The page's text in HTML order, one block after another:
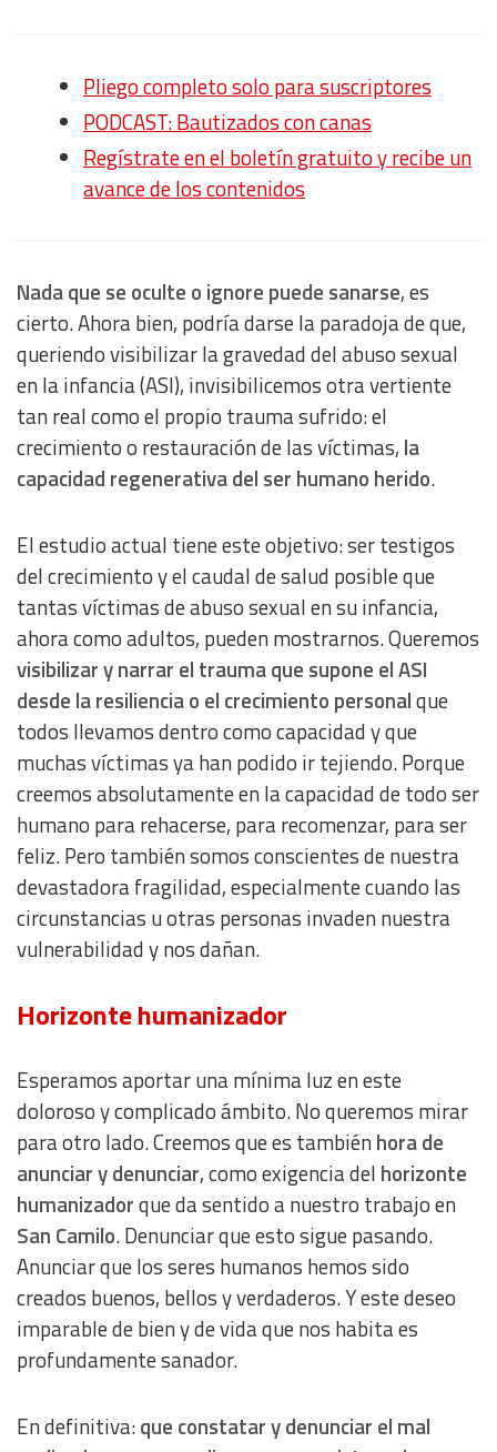
Pliego completo solo para suscriptores
PODCAST: Bautizados con canas
Regístrate en el boletín gratuito y recibe un
avance de los contenidos
Nada que se oculte o ignore puede sanarse, es
cierto. Ahora bien, podría darse la paradoja de que,
queriendo visibilizar la gravedad del abuso sexual
en la infancia (ASI), invisibilicemos otra vertiente
tan real como el propio trauma sufrido: el
crecimiento o restauración de las víctimas, la
capacidad regenerativa del ser humano herido.
El estudio actual tiene este objetivo: ser testigos
del crecimiento y el caudal de salud posible que
tantas víctimas de abuso sexual en su infancia,
ahora como adultos, pueden mostrarnos. Queremos
visibilizar y narrar el trauma que supone el ASI
desde la resiliencia o el crecimiento personalque
todos llevamos dentro como capacidad y que
muchas víctimas ya han podido ir tejiendo. Porque
creemos absolutamente en la capacidad de todo ser
humano para rehacerse, para recomenzar, para ser
feliz. Pero también somos conscientes de nuestra
devastadora fragilidad, especialmente cuando las
circunstancias u otras personas invaden nuestra
vulnerabilidad y nos dañan.
Horizonte humanizador
Esperamos aportar una mínima luz en este
doloroso y complicado ámbito. No queremos mirar
para otro lado. Creemos que es tambiénhora de
anunciar y denunciar, como exigencia del horizonte
humanizadorque da sentido a nuestro trabajo en
San Camilo. Denunciar que esto sigue pasando.
Anunciar que los seres humanos hemos sido
creados buenos, bellos y verdaderos. Y este deseo
imparable de bien y de vida que nos habita es
profundamente sanador.
En definitiva:que constatar y denunciar el mal